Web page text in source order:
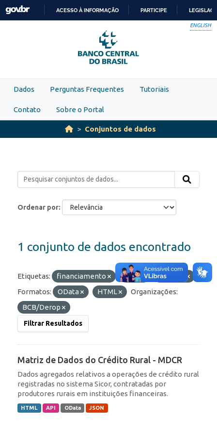
Skip to main content
PARA
O
CONTEÚDO
ACESSO À INFORMAÇÃO PARTICIPE
ENGLISH
Dados Perguntas Frequentes Tutoriais
Contato Sobre o Portal
Conjuntos de dados
Ordenar por
1 conjunto de dados encontrado
Etiquetas: financiamento rural
proagro
Formatos:
OData HTML
Organizações:
BCB/Derop
Filtrar Resultados
Matriz de Dados do Crédito Rural - MDCR
Dados agregados relativos a operações de crédito rural
registradas no sistema Sicor, contratadas por
produtores rurais em instituições financeiras.
HTML API OData JSON